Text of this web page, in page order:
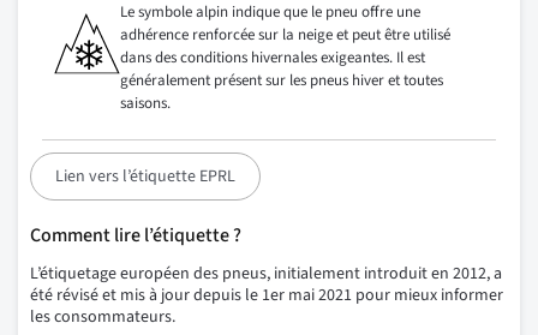
Le symbole alpin indique que le pneu offre une
adhérence renforcée sur la neige et peut être utilisé
dans des conditions hivernales exigeantes. Il est
généralement présent sur les pneus hiver et toutes
saisons.
Lien vers l’étiquette EPRL
Comment lire l’étiquette ?
L’étiquetage européen des pneus, initialement introduit en 2012, a
été révisé et mis à jour depuis le 1er mai 2021 pour mieux informer
les consommateurs.